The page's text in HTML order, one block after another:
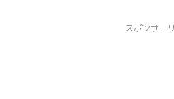
スポンサー